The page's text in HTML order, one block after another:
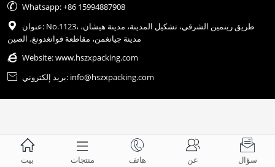
 Whatsapp: +86 15994887908

عنوان: No.1123، طريق رينمين الشرقي، تشكيل المدينة، مدينة هيشان،
مدينة جيانغمن، مقاطعة قوانغدونغ، الصين
 Website:www.hszxpacking.com
 بريد إلكتروني: info@hszxpacking.com

بيت

منتجات

هاتف

عن

سؤال